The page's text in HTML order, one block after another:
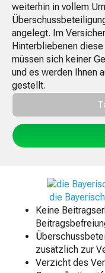
weiterhin in vollem
angelegt. Im
Hinterbliebenen
müssen sich keiner
und es werden Ihnen
gestellt.
die
Keine
zusätzlich zur
Verzicht des